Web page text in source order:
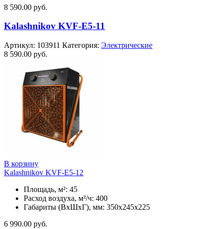
8 590.00 руб.
Kalashnikov KVF-E5-11
Артикул: 103911 Категория: Электрические
8 590.00 руб.
В корзину
Kalashnikov KVF-E5-12
Площадь, м²: 45
Расход воздуха, м³/ч: 400
Габариты (ВхШхГ), мм: 350x245x225
6 990.00 руб.